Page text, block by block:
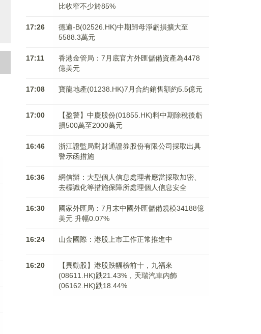
比收窄不少於85%
17:26
德適-B(02526.HK)中期歸母淨虧損擴大至
5588.3萬元
17:11
香港金管局：7月底官方外匯儲備資產為4478
億美元
17:08 寶龍地產(01238.HK)7月合約銷售額約5.5億元
17:00
【盈警】中慶股份(01855.HK)料中期除稅後虧
損500萬至2000萬元
16:46
浙江證監局對財通證券股份有限公司採取出具
警示函措施
16:36
網信辦：大型個人信息處理者應當採取加密、
去標識化等措施保障所處理個人信息安全
16:30
國家外匯局：7月末中國外匯儲備規模34188億
美元 升幅0.07%
16:24 山金國際：港股上市工作正常推進中
16:20
【異動股】港股跌幅榜前十，九福來
(08611.HK)跌21.43%，天瑞汽車内飾
(06162.HK)跌18.44%